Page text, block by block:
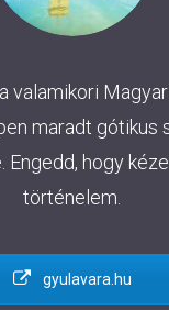
valamikori
maradt gótikus
Engedd, hogy
történelem.
gyulavara.hu